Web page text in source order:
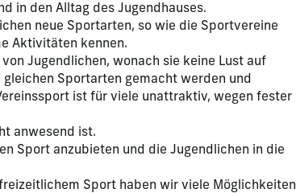
in den Alltag des Jugendhauses.
neue Sportarten, so wie die Sportvereine
Aktivitäten kennen.
Jugendlichen, wonach sie keine Lust auf
Sportarten gemacht werden und
ist für viele unattraktiv, wegen fester
anwesend ist.
Sport anzubieten und die Jugendlichen in die
Sport haben wir viele Möglichkeiten